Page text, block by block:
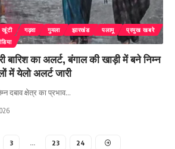
खूंटी गढ़वा गुमला झारखंड पलामू
प्रमुख खबरे
बारिश का अलर्ट, बंगाल की खाड़ी में बने निम्न
में येलो अलर्ट जारी
दबाव क्षेत्र का प्रभाव…
3 … 23 24